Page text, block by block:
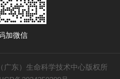
加微信
广东）生命科学技术中心版权所